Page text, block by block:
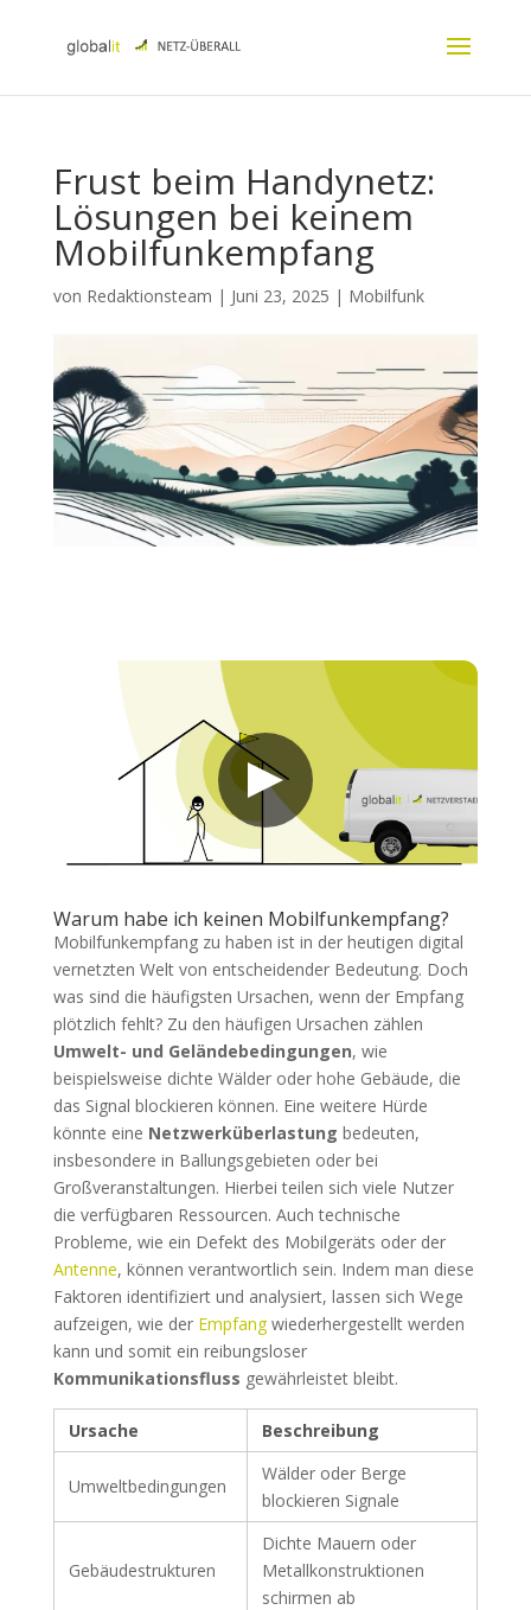
Frust beim Handynetz:
Lösungen bei keinem
Mobilfunkempfang
von Redaktionsteam | Juni 23, 2025 | Mobilfunk
Warum habe ich keinen Mobilfunkempfang?
Mobilfunkempfang zu haben ist in der heutigen digital
vernetzten Welt von entscheidender Bedeutung. Doch
was sind die häufigsten Ursachen, wenn der Empfang
plötzlich fehlt? Zu den häufigen Ursachen zählen
Umwelt- und Geländebedingungen, wie
beispielsweise dichte Wälder oder hohe Gebäude, die
das Signal blockieren können. Eine weitere Hürde
könnte eine Netzwerküberlastung bedeuten,
insbesondere in Ballungsgebieten oder bei
Großveranstaltungen. Hierbei teilen sich viele Nutzer
die verfügbaren Ressourcen. Auch technische
Probleme, wie ein Defekt des Mobilgeräts oder der
Antenne, können verantwortlich sein. Indem man diese
Faktoren identifiziert und analysiert, lassen sich Wege
aufzeigen, wie der Empfangwiederhergestellt werden
kann und somit ein reibungsloser
Kommunikationsfluss gewährleistet bleibt.
Ursache Beschreibung
Umweltbedingungen
Wälder oder Berge
blockieren Signale
Gebäudestrukturen
Dichte Mauern oder
Metallkonstruktionen
schirmen ab